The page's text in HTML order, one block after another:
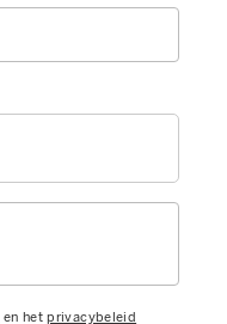
en hetprivacybeleid